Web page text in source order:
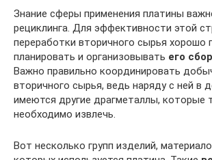
Знание сферы применения платины
рециклинга. Для эффективности этой
переработки вторичного сырья хорошо
планировать и организовывать его
Важно правильно координировать
вторичного сырья, ведь наряду с ней в
имеются другие драгметаллы, которые
необходимо извлечь.
Вот несколько групп изделий,